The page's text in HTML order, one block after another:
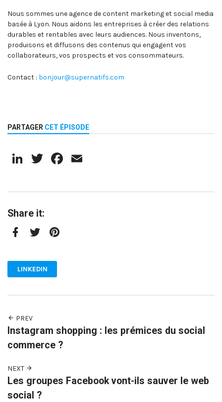
Nous sommes une agence de content marketing et social media
basée à Lyon. Nous aidons les entreprises à créer des relations
durables et rentables avec leurs audiences. Nous inventons,
produisons et diffusons des contenus qui engagent vos
collaborateurs, vos prospects et vos consommateurs.
Contact : bonjour@supernatifs.com
PARTAGER CET ÉPISODE
LinkedIn
TwitterFacebook
Share it:
LINKEDIN
PREV
Instagram shopping : les prémices du social
commerce ?
NEXT
Les groupes Facebook vont-ils sauver le web
social ?